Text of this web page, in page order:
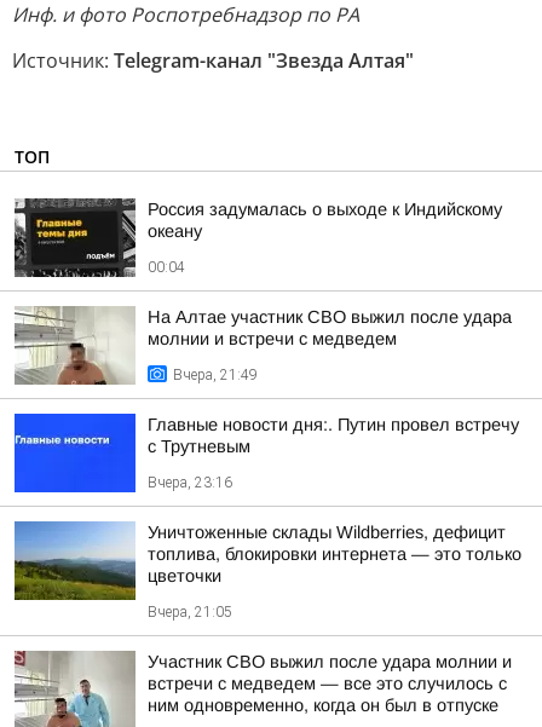
Инф. и фото Роспотребнадзор по РА
Источник: Telegram-канал "Звезда Алтая"
ТОП
Россия задумалась о выходе к Индийскому
океану
00:04
На Алтае участник СВО выжил после удара
молнии и встречи с медведем
Вчера, 21:49
Главные новости дня:. Путин провел встречу
с Трутневым
Вчера, 23:16
Уничтоженные склады Wildberries, дефицит
топлива, блокировки интернета — это только
цветочки
Вчера, 21:05
Участник СВО выжил после удара молнии и
встречи с медведем — все это случилось с
ним одновременно, когда он был в отпуске